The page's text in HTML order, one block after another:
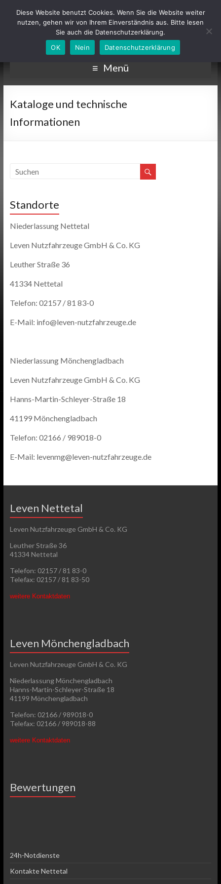
Menü
Kataloge und technische
Informationen
Standorte
Niederlassung Nettetal
Leven Nutzfahrzeuge GmbH & Co. KG
Leuther Straße 36
41334 Nettetal
Telefon: 02157 / 81 83-0
E-Mail: info@leven-nutzfahrzeuge.de
Niederlassung Mönchengladbach
Leven Nutzfahrzeuge GmbH & Co. KG
Hanns-Martin-Schleyer-Straße 18
41199 Mönchengladbach
Telefon: 02166 / 989018-0
E-Mail: levenmg@leven-nutzfahrzeuge.de
Leven Nettetal
Leven Nutzfahrzeuge GmbH & Co. KG
Leuther Straße 36
41334 Nettetal
Telefon: 02157 / 81 83-0
Telefax: 02157 / 81 83-50
weitere Kontaktdaten
Leven Mönchengladbach
Leven Nutzfahrzeuge GmbH & Co. KG
Niederlassung Mönchengladbach
Hanns-Martin-Schleyer-Straße 18
41199 Mönchengladbach
Telefon: 02166 / 989018-0
Telefax: 02166 / 989018-88
weitere Kontaktdaten
Bewertungen
24h-Notdienste
Kontakte Nettetal
Diese Website benutzt Cookies. Wenn Sie die Website weiter
nutzen, gehen wir von Ihrem Einverständnis aus. Bitte lesen
Sie auch die Datenschutzerklärung.
OK
Nein Datenschutzerklärung